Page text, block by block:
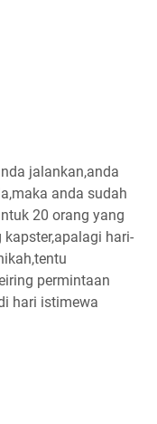
jalankan,anda
anda sudah
20 orang yang
hari-
permintaan
hari istimewa